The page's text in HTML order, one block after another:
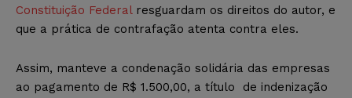
Constituição Federal resguardam os direitos do autor, e
que a prática de contrafação atenta contra eles.
Assim, manteve a condenação solidária das empresas
ao pagamento de R$ 1.500,00, a título de indenização